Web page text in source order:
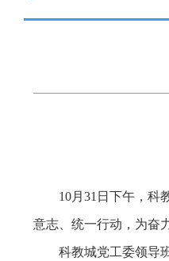
10月31日下午，科
意志、统一行动，为奋
科教城党工委领导